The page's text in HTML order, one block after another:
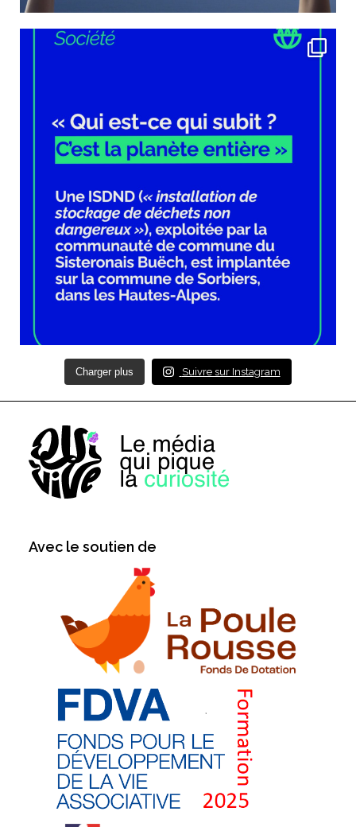
Charger plus Suivre sur Instagram
Avec le soutien de